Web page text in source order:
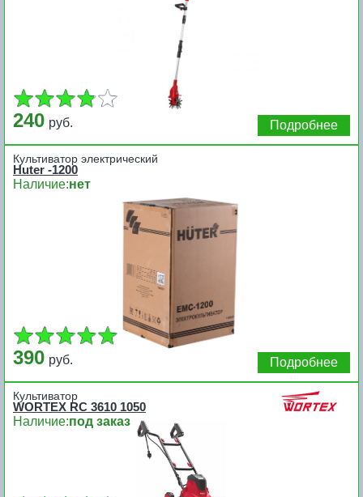
240 руб. Подробнее
Культиватор электрический
Huter -1200
Наличие:нет
390 руб. Подробнее
Культиватор
WORTEX RC 3610 1050
Наличие:под заказ